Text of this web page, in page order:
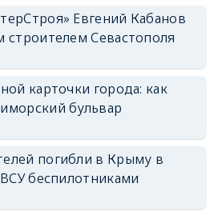
Евгений Кабанов
строителем Севастополя
карточки города: как
бульвар
погибли в Крыму в
ВСУ беспилотниками